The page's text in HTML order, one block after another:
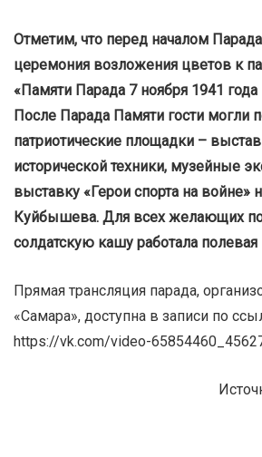
Отметим, что перед началом Парада
церемония возложения цветов к
«Памяти Парада 7 ноября 1941
После Парада Памяти гости могли
патриотические площадки –
исторической техники, музейные
выставку «Герои спорта на войне»
Куйбышева. Для всех желающих
солдатскую кашу работала полевая
Прямая трансляция парада,
«Самара», доступна в записи по
https://vk.com/video-